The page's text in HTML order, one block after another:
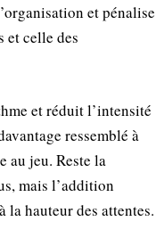
et pénalise
et celle des
et réduit l’intensité
ressemblé à
au jeu. Reste la
mais l’addition
la hauteur des attentes.